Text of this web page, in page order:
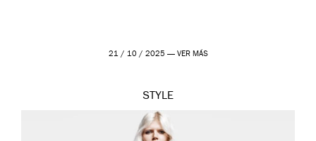
21 / 10 / 2025 — VER MÁS
STYLE